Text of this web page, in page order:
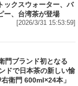
ックスウォーター、バ
ー、台湾茶が登場
[2026/3/31 15:53:59]
門ブランド初となる
ドで日本茶の新しい愉
衛門 600ml×24本」